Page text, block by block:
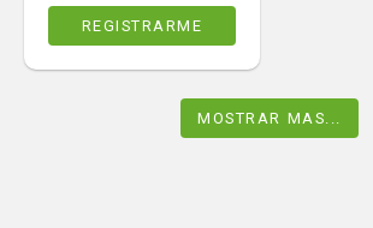
REGISTRARME
MOSTRAR MAS...